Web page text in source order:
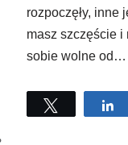
rozpoczęły, inne
masz szczęście i
sobie wolne od…
Tweetuj